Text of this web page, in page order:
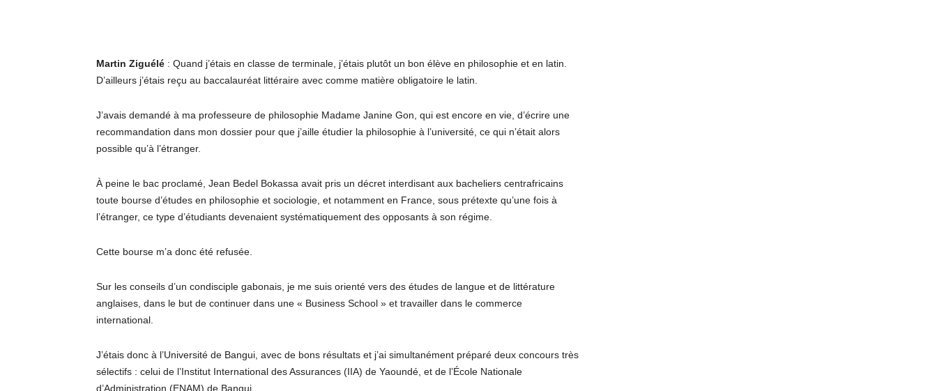
Martin Ziguélé : Quand j’étais en classe de terminale, j’étais plutôt un bon élève en philosophie et en latin.
D’ailleurs j’étais reçu au baccalauréat littéraire avec comme matière obligatoire le latin.
J’avais demandé à ma professeure de philosophie Madame Janine Gon, qui est encore en vie, d’écrire une
recommandation dans mon dossier pour que j’aille étudier la philosophie à l’université, ce qui n’était alors
possible qu’à l’étranger.
À peine le bac proclamé, Jean Bedel Bokassa avait pris un décret interdisant aux bacheliers centrafricains
toute bourse d’études en philosophie et sociologie, et notamment en France, sous prétexte qu’une fois à
l’étranger, ce type d’étudiants devenaient systématiquement des opposants à son régime.
Cette bourse m’a donc été refusée.
Sur les conseils d’un condisciple gabonais, je me suis orienté vers des études de langue et de littérature
anglaises, dans le but de continuer dans une « Business School » et travailler dans le commerce
international.
J’étais donc à l’Université de Bangui, avec de bons résultats et j’ai simultanément préparé deux concours très
sélectifs : celui de l’Institut International des Assurances (IIA) de Yaoundé, et de l’École Nationale
d’Administration (ENAM) de Bangui.